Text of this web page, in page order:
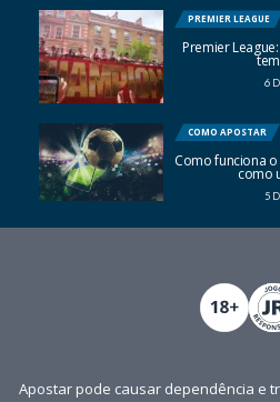
PREMIER LEAGUE
Premier
6
COMO APOSTAR
Como funciona o
como
5
Apostar pode causar dependência e